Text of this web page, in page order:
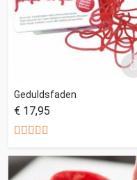
Geduldsfaden
€ 17,95